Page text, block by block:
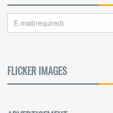
FLICKER IMAGES